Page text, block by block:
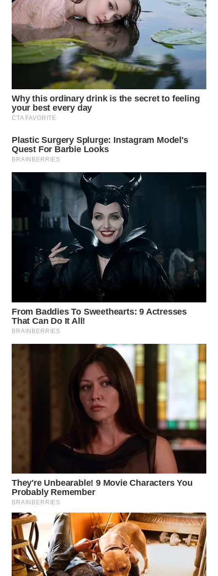
LIKUPANG
LABUANBAJO
Wahana
Media
WAHANA
NEWS
WAHANA
WAHANA
ADVOKAT
WAHANA
INFRASTRUKTUR
KONSUMEN
WAHANA
WAHANA
WAHANANEWS
CO ID
WAHANANEWS
NET
WAHANA
SPORT